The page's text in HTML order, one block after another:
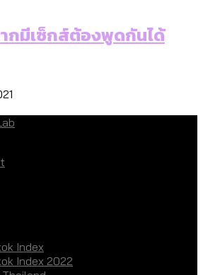
กมีเซ็กส์ต้องพูดกันได้
Index
Index 2022